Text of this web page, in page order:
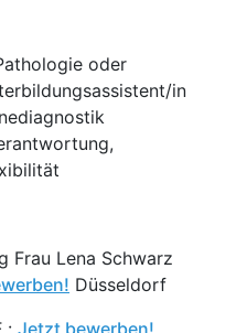
oder
in
Frau Lena Schwarz
Düsseldorf
Jetzt bewerben!